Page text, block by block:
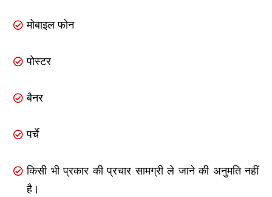
मोबाइल फोन
पोस्टर
बैनर
पर्चे
किसी भी प्रकार की प्रचार सामग्री ले जाने की अनुमति नहीं
है।